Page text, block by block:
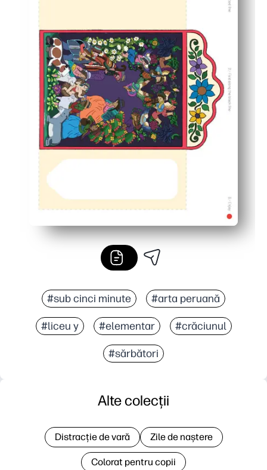
Construiește abilități și calm - susține practica
#sub cinci minute #arta peruană
#liceu y #elementar #crăciunul
#sărbători
Alte colecții
Distracție de vară Zile de naștere
Colorat pentru copii